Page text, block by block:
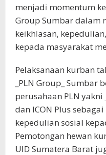
menjadi momentum
Group Sumbar dalam
keikhlasan,
kepada masyarakat
Pelaksanaan kurban
_PLN Group_ Sumbar
perusahaan PLN yakni
dan ICON Plus
kepedulian sosial
Pemotongan hewan
UID Sumatera Barat